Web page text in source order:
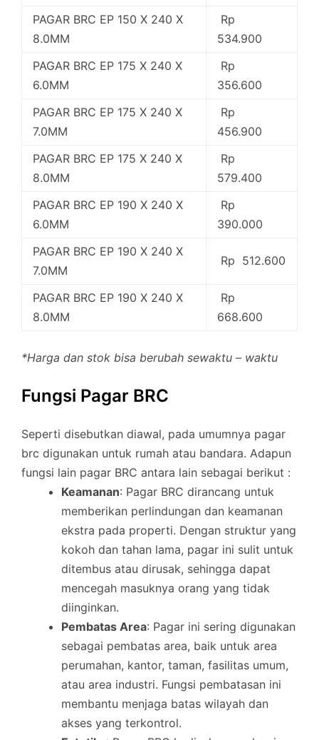
PAGAR BRC EP 150 X 240 X
8.0MM
Rp
534.900
PAGAR BRC EP 175 X 240 X
6.0MM
Rp
356.600
PAGAR BRC EP 175 X 240 X
7.0MM
Rp
456.900
PAGAR BRC EP 175 X 240 X
8.0MM
Rp
579.400
PAGAR BRC EP 190 X 240 X
6.0MM
Rp
390.000
PAGAR BRC EP 190 X 240 X
7.0MM
Rp 512.600
PAGAR BRC EP 190 X 240 X
8.0MM
Rp
668.600
*Harga dan stok bisa berubah sewaktu – waktu
Fungsi Pagar BRC
Seperti disebutkan diawal, pada umumnya pagar
brc digunakan untuk rumah atau bandara. Adapun
fungsi lain pagar BRC antara lain sebagai berikut :
Keamanan: Pagar BRC dirancang untuk
memberikan perlindungan dan keamanan
ekstra pada properti. Dengan struktur yang
kokoh dan tahan lama, pagar ini sulit untuk
ditembus atau dirusak, sehingga dapat
mencegah masuknya orang yang tidak
diinginkan.
Pembatas Area: Pagar ini sering digunakan
sebagai pembatas area, baik untuk area
perumahan, kantor, taman, fasilitas umum,
atau area industri. Fungsi pembatasan ini
membantu menjaga batas wilayah dan
akses yang terkontrol.